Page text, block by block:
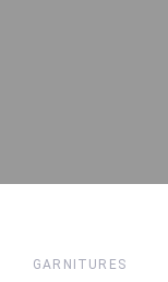
GARNITURES